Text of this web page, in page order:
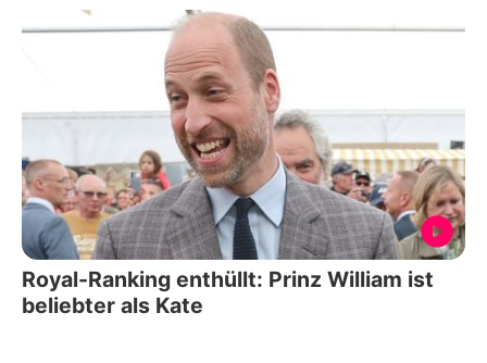
Royal-Ranking enthüllt: Prinz William ist
beliebter als Kate